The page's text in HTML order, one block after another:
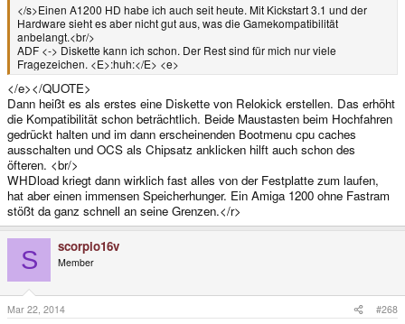
</s>Einen A1200 HD habe ich auch seit heute. Mit Kickstart 3.1 und der
Hardware sieht es aber nicht gut aus, was die Gamekompatibilität
anbelangt.<br/>
ADF <-> Diskette kann ich schon. Der Rest sind für mich nur viele
Fragezeichen. <E>:huh:</E> <e>
</e></QUOTE>
Dann heißt es als erstes eine Diskette von Relokick erstellen. Das erhöht
die Kompatibilität schon beträchtlich. Beide Maustasten beim Hochfahren
gedrückt halten und im dann erscheinenden Bootmenu cpu caches
ausschalten und OCS als Chipsatz anklicken hilft auch schon des
öfteren. <br/>
WHDload kriegt dann wirklich fast alles von der Festplatte zum laufen,
hat aber einen immensen Speicherhunger. Ein Amiga 1200 ohne Fastram
stößt da ganz schnell an seine Grenzen.</r>
S scorpio16v
Member
Mar 22, 2014 #268